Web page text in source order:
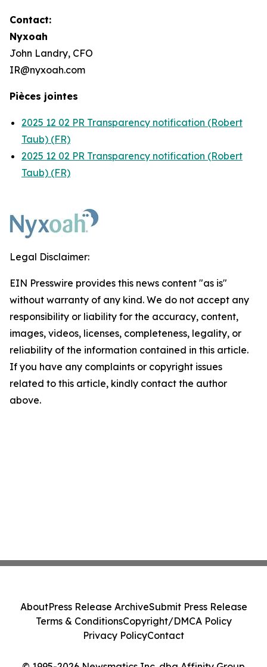
Contact:
Nyxoah
John Landry, CFO
IR@nyxoah.com
Pièces jointes
2025 12 02 PR Transparency notification (Robert
Taub) (FR)
2025 12 02 PR Transparency notification (Robert
Taub) (FR)
Legal Disclaimer:
EIN Presswire provides this news content "as is"
without warranty of any kind. We do not accept any
responsibility or liability for the accuracy, content,
images, videos, licenses, completeness, legality, or
reliability of the information contained in this article.
If you have any complaints or copyright issues
related to this article, kindly contact the author
above.
AboutPress Release ArchiveSubmit Press Release
Terms & ConditionsCopyright/DMCA Policy
Privacy PolicyContact